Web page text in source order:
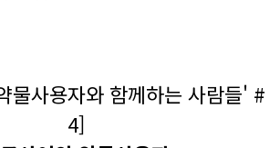
물사용자와 함께하는 사람들' #
4]